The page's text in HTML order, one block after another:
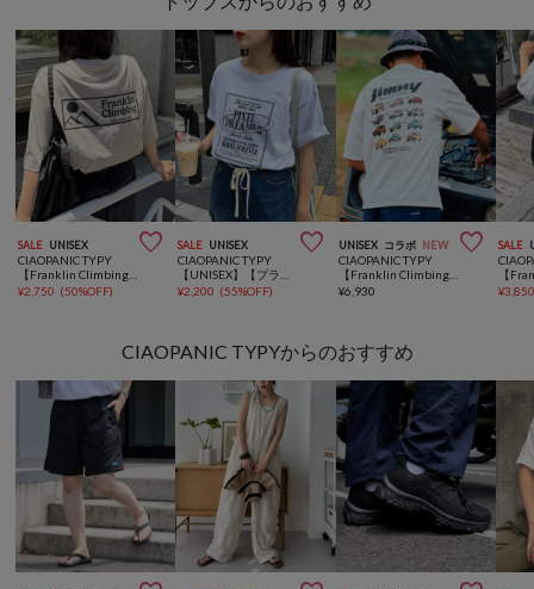
SALE UNISEX 
CIAOPANIC TYPY
¥2,750 (50%OFF)
SALE UNISEX 
CIAOPANIC TYPY
¥2,200 (55%OFF)
UNISEX コラボ NEW 
CIAOPANIC TYPY
【Franklin Climbing×JIMNY】ジムニーコレクションTee
¥6,930
SALE
¥
CIAOPANIC TYPYからのおすすめ